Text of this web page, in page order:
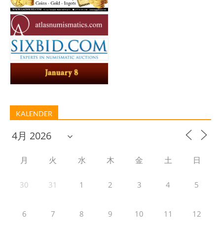
KALENDER
月 火 水 木 金 土 日
30 31 1 2 3 4 5
6 7 8 9 10 11 12